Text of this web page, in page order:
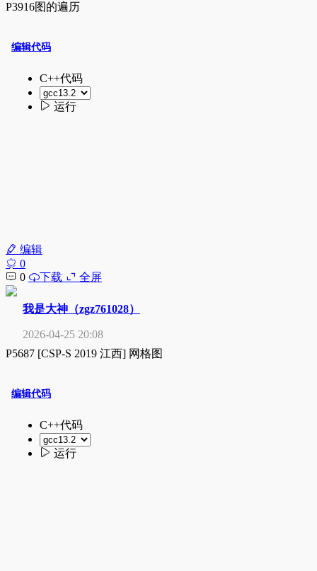
P3916图的遍历
编辑
0
0
下载 全屏
我是大神（zgz761028）
2026-04-25 20:08
P5687 [CSP-S 2019 江西] 网格图